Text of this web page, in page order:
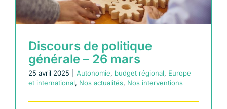
Discours de politique
générale – 26 mars
25 avril 2025 Autonomie, budget régional, Europe
et international, Nos actualités, Nos interventions